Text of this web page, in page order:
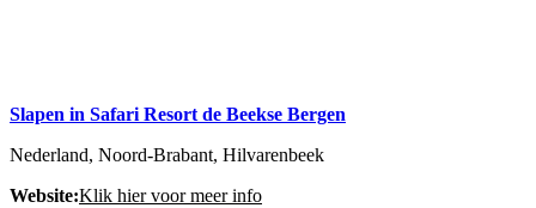
Slapen in Safari Resort de Beekse Bergen
Nederland, Noord-Brabant, Hilvarenbeek
Website:Klik hier voor meer info